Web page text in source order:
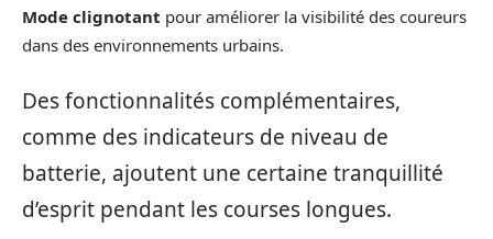
Mode clignotant pour améliorer la visibilité des coureurs
dans des environnements urbains.
Des fonctionnalités complémentaires,
comme des indicateurs de niveau de
batterie, ajoutent une certaine tranquillité
d’esprit pendant les courses longues.